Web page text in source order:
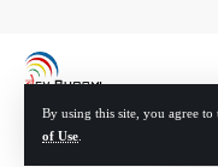
By using this site, you agree to
of Use
© Devbhoomi Media. All